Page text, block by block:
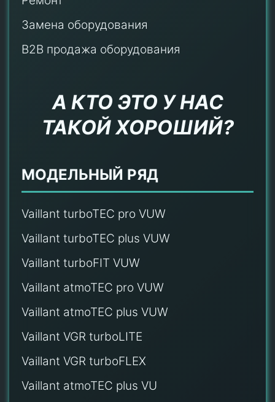
Замена оборудования
B2B продажа оборудования
А КТО ЭТО У НАС
ТАКОЙ ХОРОШИЙ?
МОДЕЛЬНЫЙ РЯД
Vaillant turboTEC pro VUW
Vaillant turboTEC plus VUW
Vaillant turboFIT VUW
Vaillant atmoTEC pro VUW
Vaillant atmoTEC plus VUW
Vaillant VGR turboLITE
Vaillant VGR turboFLEX
Vaillant atmoTEC plus VU